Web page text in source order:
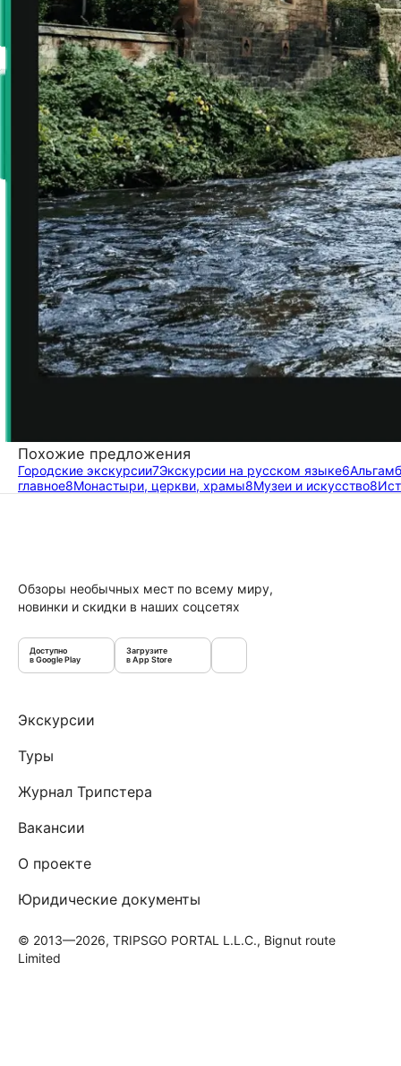
Похожие предложения
Городские экскурсии7Экскурсии на русском языке6
главное8Монастыри, церкви, храмы8Музеи и искусство8
Обзоры необычных мест по всему миру,
новинки и скидки в наших соцсетях
Доступно
в Google Play
Загрузите
в App Store
Экскурсии
Туры
Журнал Трипстера
Вакансии
О проекте
Юридические документы
© 2013—2026, TRIPSGO PORTAL L.L.C., Bignut route
Limited